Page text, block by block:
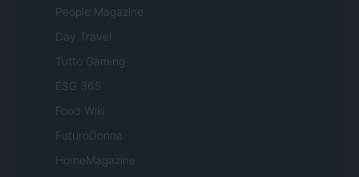
People Magazine
Day Travel
Tutto Gaming
ESG 365
Food Wiki
FuturoDonna
HomeMagazine